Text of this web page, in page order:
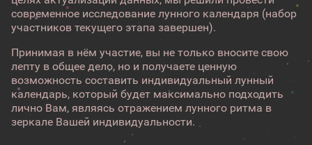
современное исследование лунного календаря (набор
участников текущего этапа завершен).
Принимая в нём участие, вы не только вносите свою
лепту в общее дело, но и получаете ценную
возможность составить индивидуальный лунный
календарь, который будет максимально подходить
лично Вам, являясь отражением лунного ритма в
зеркале Вашей индивидуальности.